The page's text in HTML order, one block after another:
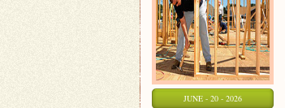
JUNE - 20 - 2026